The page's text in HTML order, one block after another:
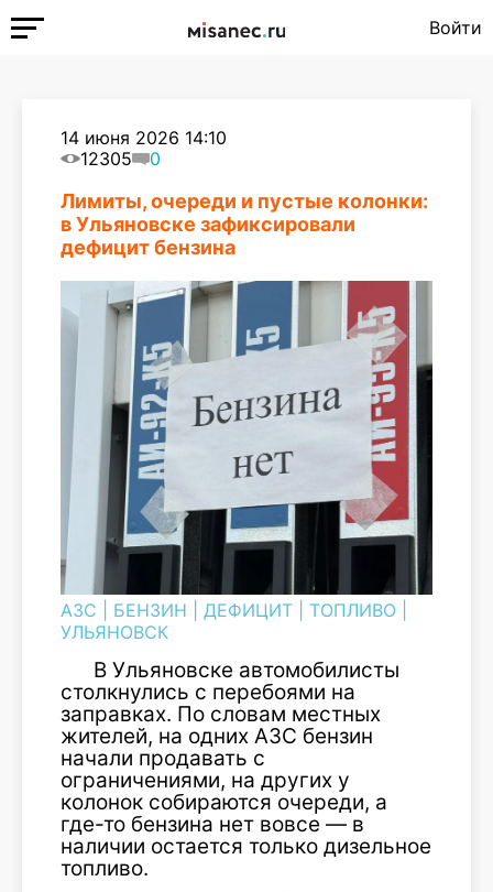
Войти
14 июня 2026 14:10
12305
0
Лимиты, очереди и пустые колонки:
в Ульяновске зафиксировали
дефицит бензина
АЗС БЕНЗИН ДЕФИЦИТ ТОПЛИВО
УЛЬЯНОВСК
В Ульяновске автомобилисты
столкнулись с перебоями на
заправках. По словам местных
жителей, на одних АЗС бензин
начали продавать с
ограничениями, на других у
колонок собираются очереди, а
где-то бензина нет вовсе — в
наличии остается только дизельное
топливо.